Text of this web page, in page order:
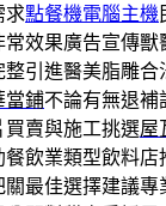
求點餐機電腦主機
效果廣告宣傳獸
整引進醫美脂雕合
當鋪不論有無退補
賣與施工挑選屋
飲業類型飲料店
最佳選擇建議專